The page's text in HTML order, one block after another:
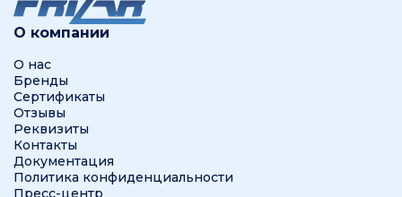
О компании
О нас
Бренды
Сертификаты
Отзывы
Реквизиты
Контакты
Документация
Политика конфиденциальности
Пресс-центр